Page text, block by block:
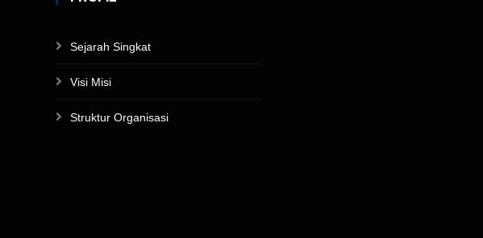
Sejarah Singkat
Visi Misi
Struktur Organisasi